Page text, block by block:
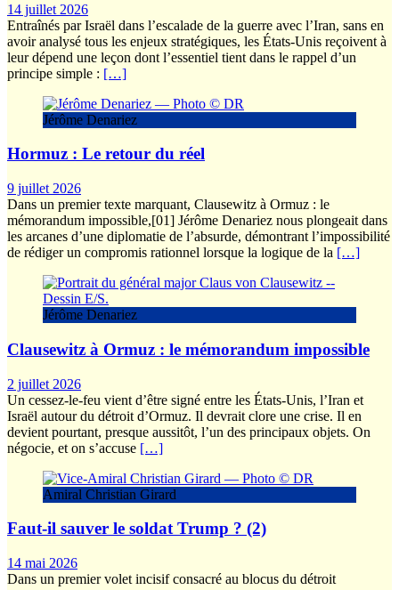
14 juillet 2026
Entraînés par Israël dans l’escalade de la guerre avec l’Iran, sans en
avoir analysé tous les enjeux stratégiques, les États-Unis reçoivent à
leur dépend une leçon dont l’essentiel tient dans le rappel d’un
principe simple : […]
Jérôme Denariez
Hormuz : Le retour du réel
9 juillet 2026
Dans un premier texte marquant, Clausewitz à Ormuz : le
mémorandum impossible,[01] Jérôme Denariez nous plongeait dans
les arcanes d’une diplomatie de l’absurde, démontrant l’impossibilité
de rédiger un compromis rationnel lorsque la logique de la […]
Jérôme Denariez
Clausewitz à Ormuz : le mémorandum impossible
2 juillet 2026
Un cessez-le-feu vient d’être signé entre les États-Unis, l’Iran et
Israël autour du détroit d’Ormuz. Il devrait clore une crise. Il en
devient pourtant, presque aussitôt, l’un des principaux objets. On
négocie, et on s’accuse […]
Amiral Christian Girard
Faut-il sauver le soldat Trump ? (2)
14 mai 2026
Dans un premier volet incisif consacré au blocus du détroit